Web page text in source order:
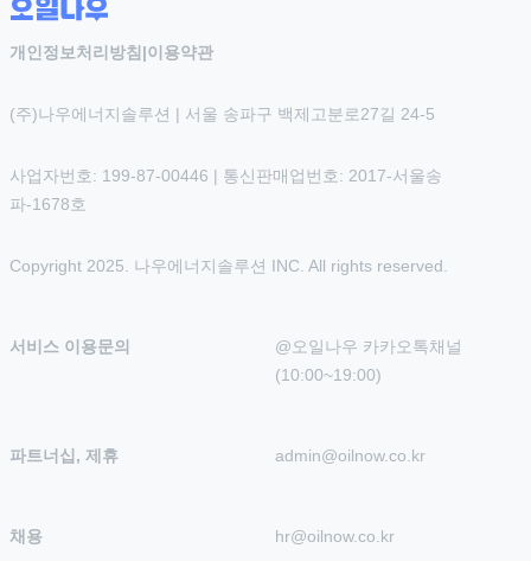
개인정보처리방침 |이용약관
(주)나우에너지솔루션 | 서울 송파구 백제고분로27길 24-5
사업자번호: 199-87-00446 | 통신판매업번호: 2017-서울송
파-1678호
Copyright 2025. 나우에너지솔루션 INC. All rights reserved.
서비스 이용문의
@오일나우 카카오톡채널
(10:00~19:00)
파트너십, 제휴 admin@oilnow.co.kr
채용 hr@oilnow.co.kr